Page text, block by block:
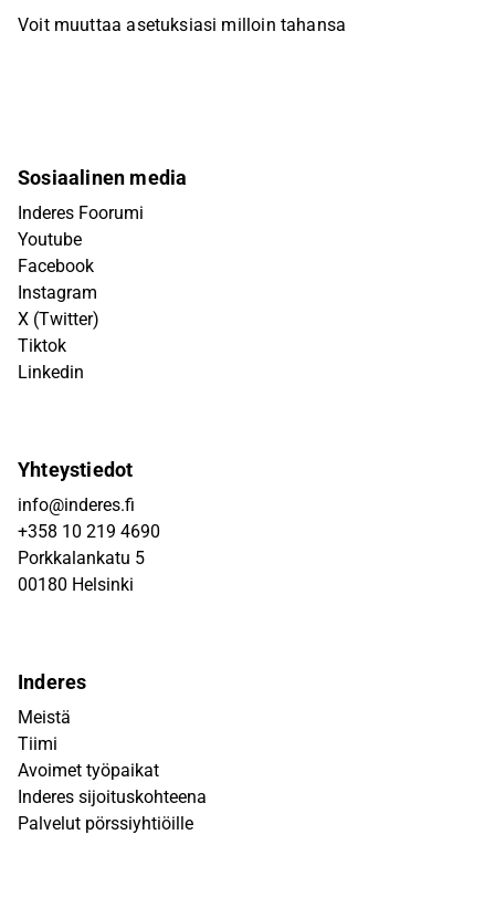
Voit muuttaa asetuksiasi milloin tahansa
Sosiaalinen media
Inderes Foorumi
Youtube
Facebook
Instagram
X (Twitter)
Tiktok
Linkedin
Yhteystiedot
info@inderes.fi
+358 10 219 4690
Porkkalankatu 5
00180 Helsinki
Inderes
Meistä
Tiimi
Avoimet työpaikat
Inderes sijoituskohteena
Palvelut pörssiyhtiöille